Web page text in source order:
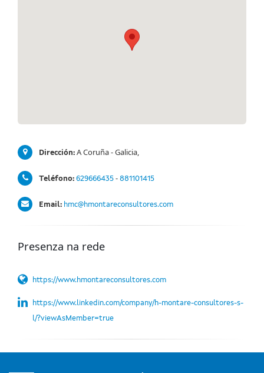
Dirección: A Coruña - Galicia,
Teléfono: 629666435 - 881101415
Email: hmc@hmontareconsultores.com
Presenza na rede
https://www.hmontareconsultores.com
https://www.linkedin.com/company/h-montare-consultores-s-
l/?viewAsMember=true